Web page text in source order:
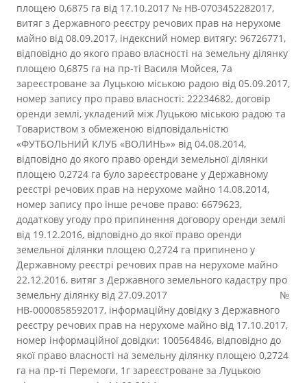
площею 0,6875 га від 17.10.2017 № НВ-0703452282017,
витяг з Державного реєстру речових прав на нерухоме
майно від 08.09.2017, індексний номер витягу: 96726771,
відповідно до якого право власності на земельну ділянку
площею 0,6875 га на пр-ті Василя Мойсея, 7а
зареєстроване за Луцькою міською радою від 05.09.2017,
номер запису про право власності: 22234682, договір
оренди землі, укладений між Луцькою міською радою та
Товариством з обмеженою відповідальністю
«ФУТБОЛЬНИЙ КЛУБ «ВОЛИНЬ»» від 04.08.2014,
відповідно до якого право оренди земельної ділянки
площею 0,2724 га було зареєстроване у Державному
реєстрі речових прав на нерухоме майно 14.08.2014,
номер запису про інше речове право: 6679623,
додаткову угоду про припинення договору оренди землі
від 19.12.2016, відповідно до якої право оренди
земельної ділянки площею 0,2724 га припинено у
Державному реєстрі речових прав на нерухоме майно
22.12.2016, витяг з Державного земельного кадастру про
земельну ділянку від 27.09.2017 №
НВ-0000858592017, інформаційну довідку з Державного
реєстру речових прав на нерухоме майно від 17.10.2017,
номер інформаційної довідки: 100564846, відповідно до
якої право власності на земельну ділянку площею 0,2724
га на пр-ті Перемоги, 1г зареєстроване за Луцькою